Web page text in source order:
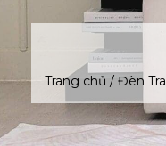
Trang chủ / Đèn